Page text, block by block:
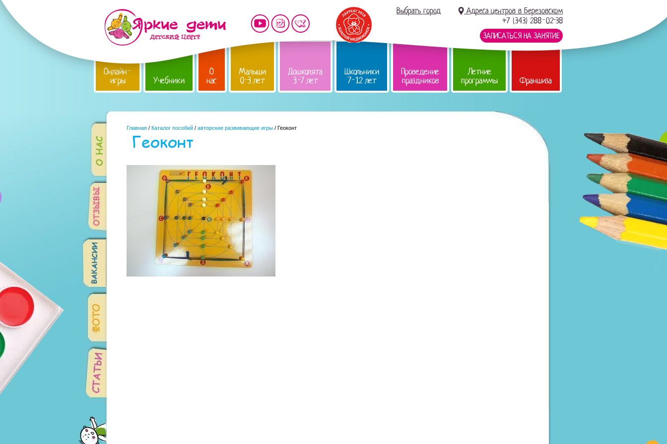
Выбрать город
Адреса центров в Березовском
+7 (343) 288-02-38
ЗАПИСАТЬСЯ НА ЗАНЯТИЕ
Онлайн-
игры Учебники
О
нас
Малыши
0-3 лет
Дошколята
3-7 лет
Школьники
7-12 лет
Проведение
праздников
Летние
программы Франшиза
Главная / Каталог пособий / авторские развивающие игры / Геоконт
Геоконт